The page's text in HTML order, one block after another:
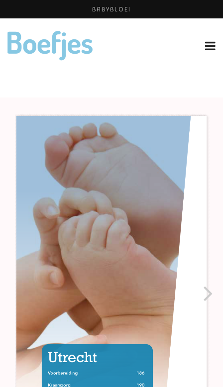
BABYBLOEI
YOGAPRAKTIJK THEA SMIT